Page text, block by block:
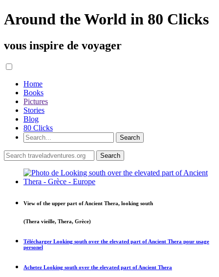
Around the World in 80 Clicks
vous inspire de voyager
Home
Books
Pictures
Stories
Blog
80 Clicks
View of the upper part of Ancient Thera, looking south
(Thera vieille, Thera, Grèce)
Télécharger Looking south over the elevated part of Ancient Thera pour usage
personel
Achetez Looking south over the elevated part of Ancient Thera